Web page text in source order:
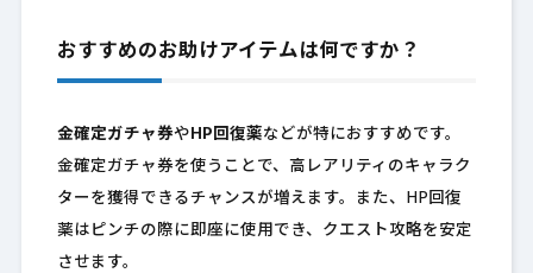
おすすめのお助けアイテムは何ですか？
金確定ガチャ券や HP回復薬などが特におすすめです。
金確定ガチャ券を使うことで、高レアリティのキャラク
ターを獲得できるチャンスが増えます。また、HP回復
薬はピンチの際に即座に使用でき、クエスト攻略を安定
させます。